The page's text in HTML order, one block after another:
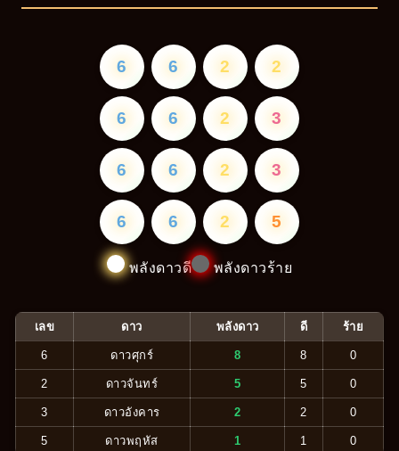
6 6 2 2
6 6 2 3
6 6 2 3
6 6 2 5
พลังดาวดี พลังดาวร้าย
เลข ดาว พลังดาว ดี ร้าย
6 ดาวศุกร์ 8 8 0
2 ดาวจันทร์ 5 5 0
3 ดาวอังคาร 2 2 0
5 ดาวพฤหัส 1 1 0